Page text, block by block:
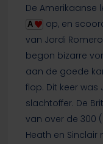
De Amerikaanse
A
op, en
van Jordi
begon bizarre
aan de goede
flop. Dit keer was
slachtoffer. De
van over de 300
Heath en